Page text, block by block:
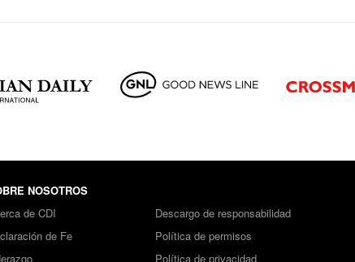
NOSOTROS
de CDI
de Fe
Descargo de responsabilidad
Política de permisos
Política de privacidad